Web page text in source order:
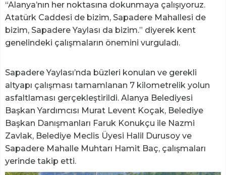
“Alanya’nın her noktasına dokunmaya çalışıyoruz.
Atatürk Caddesi de bizim, Sapadere Mahallesi de
bizim, Sapadere Yaylası da bizim.” diyerek kent
genelindeki çalışmaların önemini vurguladı.
Sapadere Yaylası’nda büzleri konulan ve gerekli
altyapı çalışması tamamlanan 7 kilometrelik yolun
asfaltlaması gerçekleştirildi. Alanya Belediyesi
Başkan Yardımcısı Murat Levent Koçak, Belediye
Başkan Danışmanları Faruk Konukçu ile Nazmi
Zavlak, Belediye Meclis Üyesi Halil Durusoy ve
Sapadere Mahalle Muhtarı Hamit Baç, çalışmaları
yerinde takip etti.